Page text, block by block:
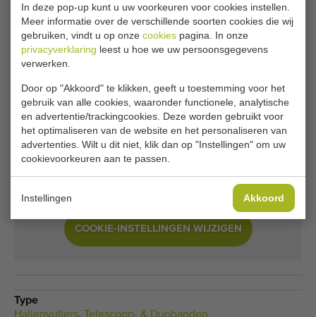
In deze pop-up kunt u uw voorkeuren voor cookies instellen.
Meer informatie over de verschillende soorten cookies die wij
gebruiken, vindt u op onze cookies pagina. In onze
privacyverklaring leest u hoe we uw persoonsgegevens
verwerken.
Door op "Akkoord" te klikken, geeft u toestemming voor het
gebruik van alle cookies, waaronder functionele, analytische
en advertentie/trackingcookies. Deze worden gebruikt voor
het optimaliseren van de website en het personaliseren van
advertenties. Wilt u dit niet, klik dan op "Instellingen" om uw
cookievoorkeuren aan te passen.
Instellingen Akkoord
Helaas is deze Miedema TAT 120-70 duoband
inmiddels verkocht.
vergelijkbare Hallenvullers beschikbaar komt? Vul hier uw
gegevens in.
Je huidige cookie-instellingen blokkeren dit
toegang te krijgen tot dit onderdeel.
COOKIE-INSTELLINGEN WIJZIGEN
Type